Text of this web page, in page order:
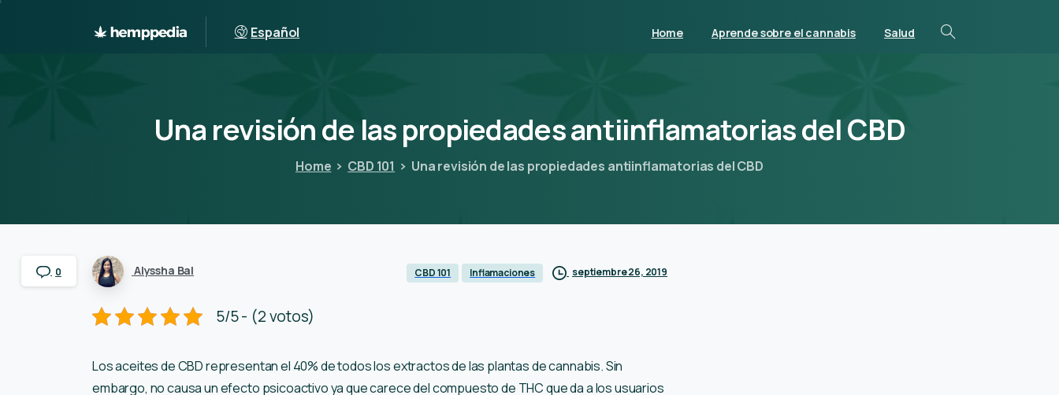
Español Home Aprende sobre el cannabis Salud
Una revisiónde laspropiedadesantiinflamatoriasdelCBD
Home CBD 101 Una revisión de las propiedades antiinflamatorias del CBD
Alyssha Bal CBD 101 Inflamaciones septiembre 26, 2019
5/5 - (2 votos)
Los aceites de CBD representan el 40% de todos los extractos de las plantas de cannabis. Sin
embargo, no causa un efecto psicoactivo ya que carece del compuesto de THC que da a los usuarios
0